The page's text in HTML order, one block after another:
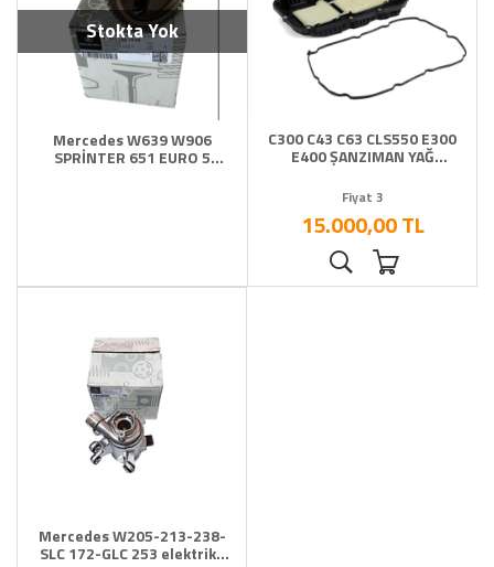
Stokta Yok
Mercedes W639 W906
SPRİNTER 651 EURO 5
C300 C43 C63 CLS550 E300
E400 ŞANZIMAN YAĞ
Fiyat 3
15.000,00 TL
Mercedes W205-213-238-
SLC 172-GLC 253 elektrikli